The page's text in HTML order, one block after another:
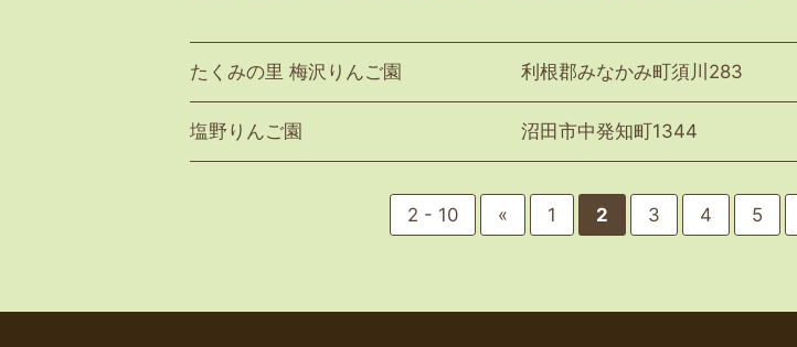
たくみの里 梅沢りんご園 利根郡みなかみ町須川283
塩野りんご園 沼田市中発知町1344
2 - 10 « 1 2 3 4 5